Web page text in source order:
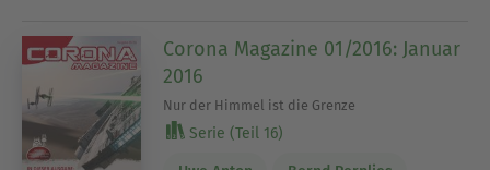
Corona Magazine 01/2016: Januar
2016
Nur der Himmel ist die Grenze
Serie (Teil 16)